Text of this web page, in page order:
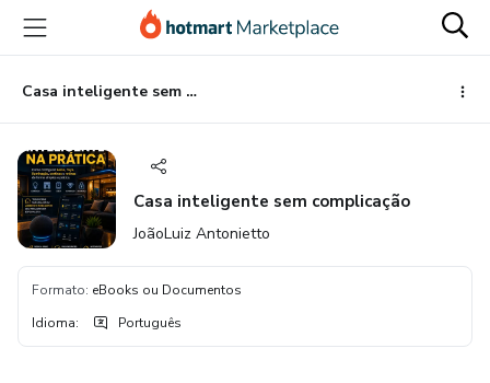
para
conteúdo
principal
para
pagamento
para
rodapé
Casa inteligente sem complicação
Casa inteligente sem complicação
JoãoLuiz Antonietto
Formato: eBooks ou Documentos
Idioma: Português